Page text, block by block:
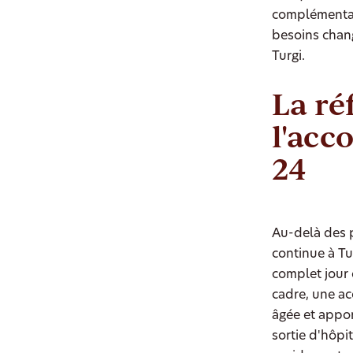
besoins
Turgi.
La
24
Au-delà des
continue à
complet jour
cadre, une
âgée et
sortie